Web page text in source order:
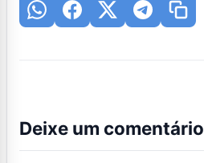
Deixe um comentário